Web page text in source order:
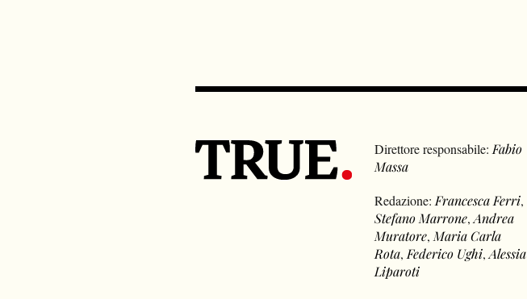
Direttore responsabile: Fabio
Massa
Redazione: Francesca Ferri,
Stefano Marrone,Andrea
Muratore, Maria Carla
Rota, Federico Ughi,Alessia
Liparoti